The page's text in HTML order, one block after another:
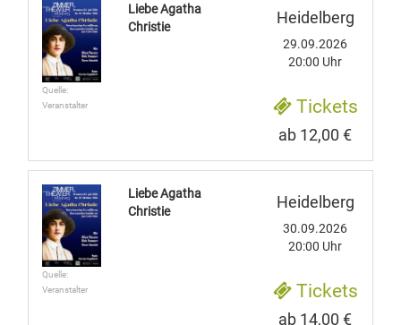
Quelle:
Veranstalter
Liebe Agatha
Christie
Heidelberg
29.09.2026
20:00 Uhr
Tickets
ab 12,00 €
Quelle:
Veranstalter
Liebe Agatha
Christie
Heidelberg
30.09.2026
20:00 Uhr
Tickets
ab 14,00 €